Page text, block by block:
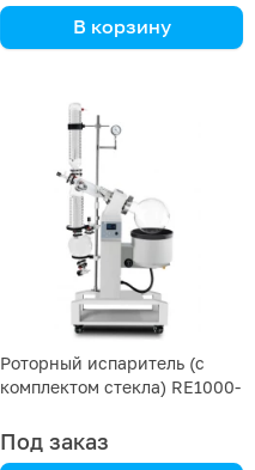
В корзину
Роторный испаритель (с
комплектом стекла) RE1000-
Под заказ